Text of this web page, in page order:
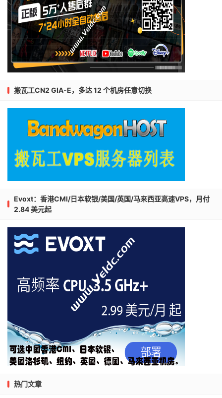
搬瓦工CN2 GIA-E，多达 12 个机房任意切换
Evoxt：香港CMI/日本软银/美国/英国/马来西亚高速VPS，月付
2.84 美元起
热门文章